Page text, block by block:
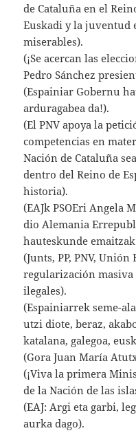
de Cataluña en el
Euskadi y la juventud
miserables).
(¡Se acercan las
Pedro Sánchez
(Espainiar Gobernu
arduragabea da!).
(El PNV apoya la
competencias en
Nación de Cataluña
dentro del Reino de
historia).
(EAJk PSOEri Angela
dio Alemania
hauteskunde
(Junts, PP, PNV,
regularización
ilegales).
(Espainiarrek seme-
utzi diote, beraz,
katalana, galegoa,
(Gora Juan María
(¡Viva la primera
de la Nación de las
(EAJ: Argi eta garbi,
aurka dago).